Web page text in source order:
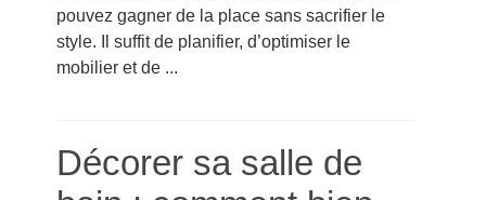
pouvez gagner de la place sans sacrifier le
style. Il suffit de planifier, d’optimiser le
mobilier et de ...
Décorer sa salle de